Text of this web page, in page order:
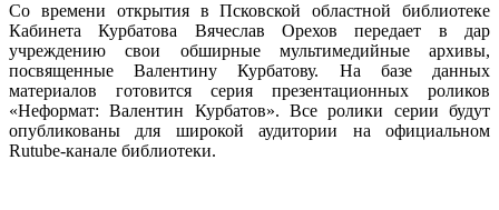
Со времени открытия в Псковской областной библиотеке
Кабинета Курбатова Вячеслав Орехов передает в дар
учреждению свои обширные мультимедийные архивы,
посвященные Валентину Курбатову. На базе данных
материалов готовится серия презентационных роликов
«Неформат: Валентин Курбатов». Все ролики серии будут
опубликованы для широкой аудитории на официальном
Rutube-канале библиотеки.